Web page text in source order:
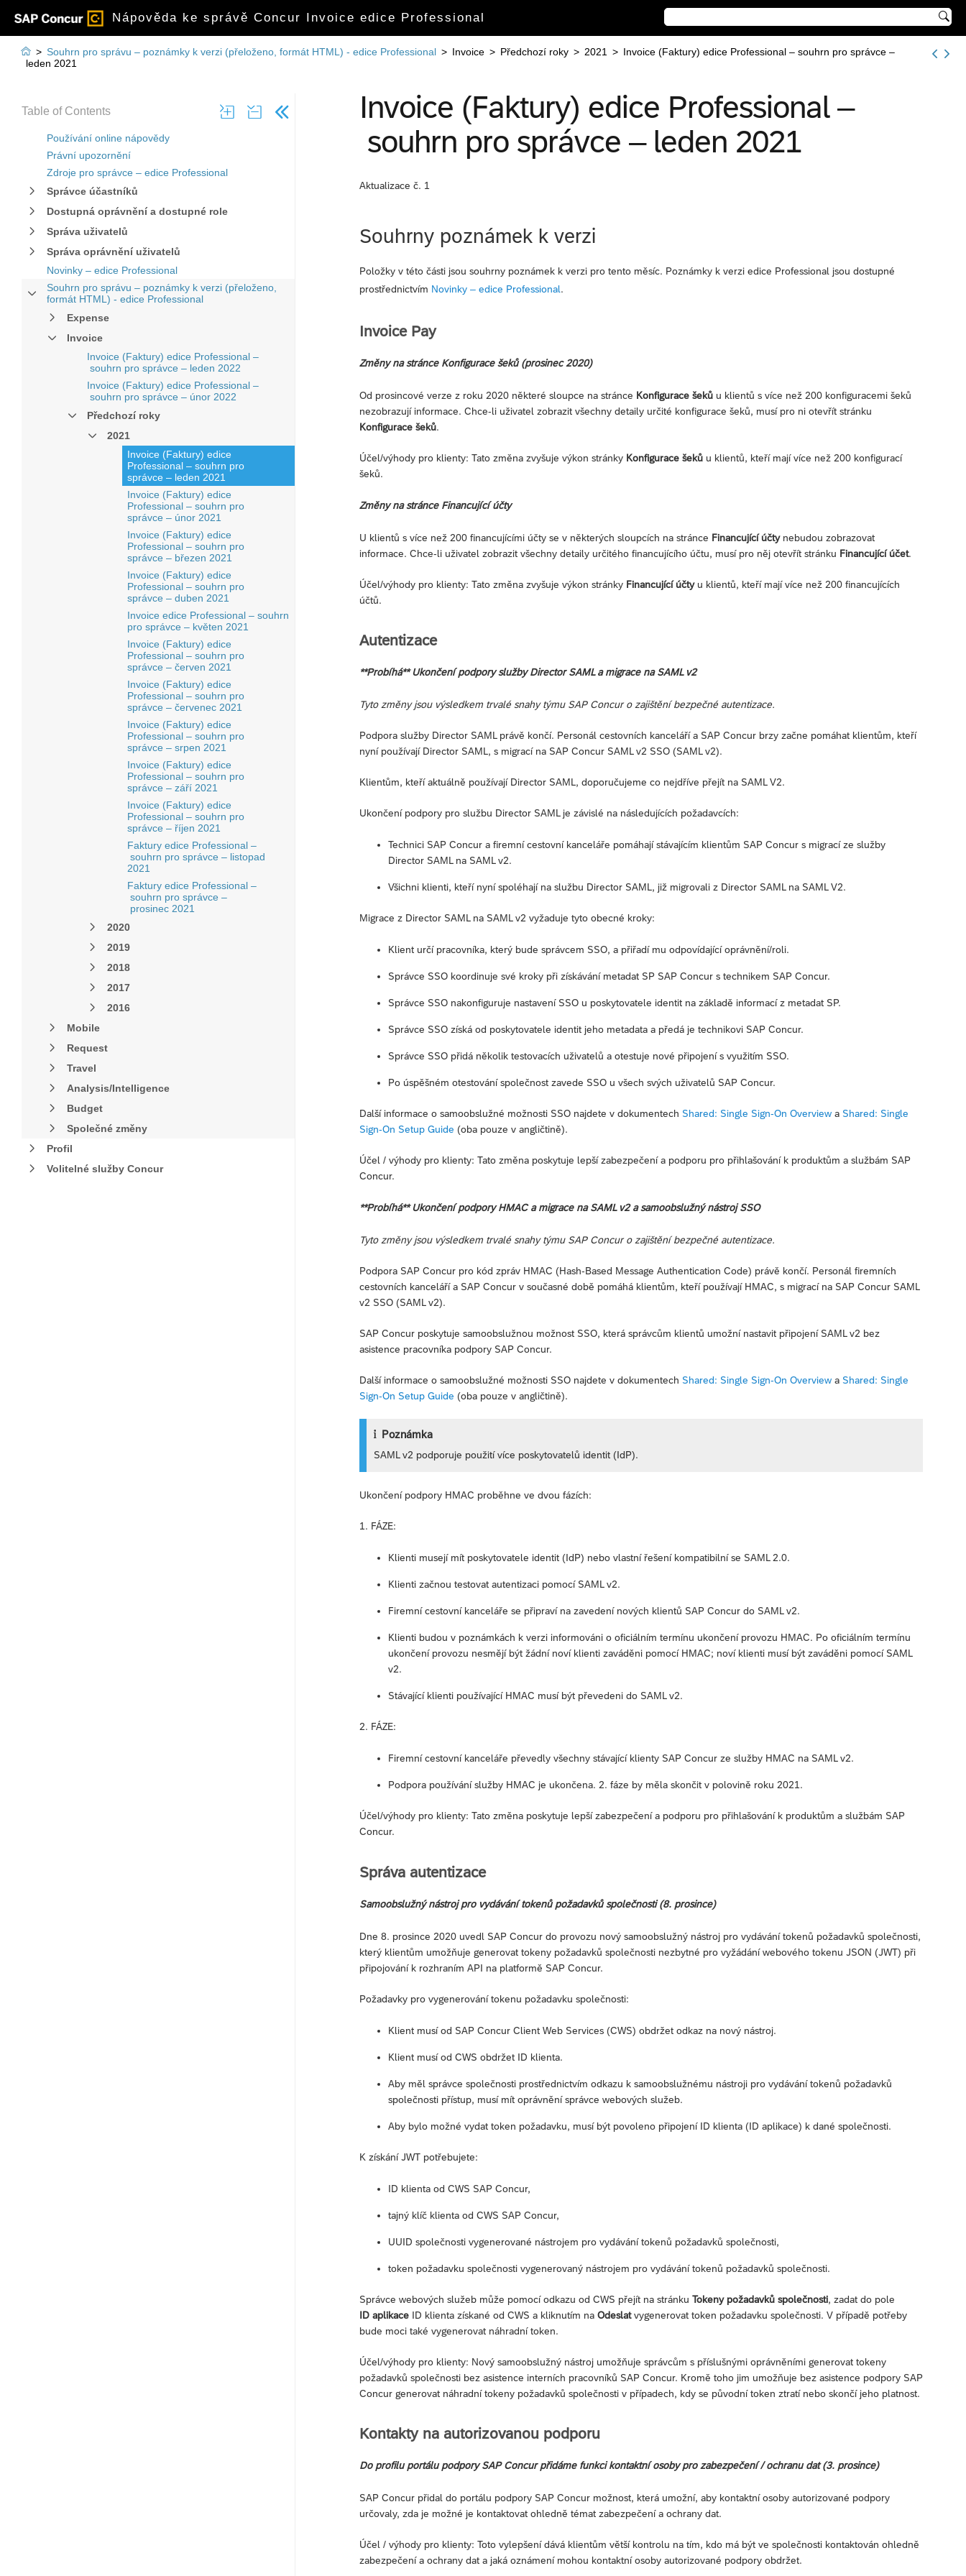
Nápověda ke správě Concur Invoice edice Professional 
Table of Contents
Používání online nápovědy
Právní upozornění
Zdroje pro správce – edice Professional
Správce účastníků
Dostupná oprávnění a dostupné role
Správa uživatelů
Správa oprávnění uživatelů
Novinky – edice Professional
Souhrn pro správu – poznámky k verzi (přeloženo,
formát HTML) - edice Professional
Expense
Invoice
Invoice (Faktury) edice Professional –
souhrn pro správce – leden 2022
Invoice (Faktury) edice Professional –
souhrn pro správce – únor 2022
Předchozí roky
2021
Invoice (Faktury) edice
Professional – souhrn pro
správce – leden 2021
Invoice (Faktury) edice
Professional – souhrn pro
správce – únor 2021
Invoice (Faktury) edice
Professional – souhrn pro
správce – březen 2021
Invoice (Faktury) edice
Professional – souhrn pro
správce – duben 2021
Invoice edice Professional – souhrn
pro správce – květen 2021
Invoice (Faktury) edice
Professional – souhrn pro
správce – červen 2021
Invoice (Faktury) edice
Professional – souhrn pro
správce – červenec 2021
Invoice (Faktury) edice
Professional – souhrn pro
správce – srpen 2021
Invoice (Faktury) edice
Professional – souhrn pro
správce – září 2021
Invoice (Faktury) edice
Professional – souhrn pro
správce – říjen 2021
Faktury edice Professional –
souhrn pro správce – listopad
2021
Faktury edice Professional –
souhrn pro správce –
prosinec 2021
2020
2019
2018
2017
2016
Mobile
Request
Travel
Analysis/Intelligence
Budget
Společné změny
Profil
Volitelné služby Concur
 > Souhrn pro správu – poznámky k verzi (přeloženo, formát HTML) - edice Professional > Invoice > Předchozí roky > 2021 > Invoice (Faktury) edice Professional – souhrn pro správce –
leden 2021
Invoice (Faktury) edice Professional –
souhrn pro správce – leden 2021
Aktualizace č. 1
Souhrny poznámek k verzi
Položky v této části jsou souhrny poznámek k verzi pro tento měsíc. Poznámky k verzi edice Professional jsou dostupné
prostřednictvím Novinky – edice Professional.
Invoice Pay
Změny na stránce Konfigurace šeků (prosinec 2020)
Od prosincové verze z roku 2020 některé sloupce na stránce Konfigurace šeků u klientů s více než 200 konfiguracemi šeků
nezobrazují informace. Chce-li uživatel zobrazit všechny detaily určité konfigurace šeků, musí pro ni otevřít stránku
Konfigurace šeků.
Účel/výhody pro klienty: Tato změna zvyšuje výkon stránky Konfigurace šeků u klientů, kteří mají více než 200 konfigurací
šeků.
Změny na stránce Financující účty
U klientů s více než 200 financujícími účty se v některých sloupcích na stránce Financující účtynebudou zobrazovat
informace. Chce-li uživatel zobrazit všechny detaily určitého financujícího účtu, musí pro něj otevřít stránku Financující účet.
Účel/výhody pro klienty: Tato změna zvyšuje výkon stránky Financující účtyu klientů, kteří mají více než 200 financujících
účtů.
Autentizace
**Probíhá** Ukončení podpory služby Director SAML a migrace na SAML v2
Tyto změny jsou výsledkem trvalé snahy týmu SAP Concur o zajištění bezpečné autentizace.
Podpora služby Director SAML právě končí. Personál cestovních kanceláří a SAP Concur brzy začne pomáhat klientům, kteří
nyní používají Director SAML, s migrací na SAP Concur SAML v2 SSO (SAML v2).
Klientům, kteří aktuálně používají Director SAML, doporučujeme co nejdříve přejít na SAML V2.
Ukončení podpory pro službu Director SAML je závislé na následujících požadavcích:
Technici SAP Concur a firemní cestovní kanceláře pomáhají stávajícím klientům SAP Concur s migrací ze služby
Director SAML na SAML v2.
Všichni klienti, kteří nyní spoléhají na službu Director SAML, již migrovali z Director SAML na SAML V2.
Migrace z Director SAML na SAML v2 vyžaduje tyto obecné kroky:
Klient určí pracovníka, který bude správcem SSO, a přiřadí mu odpovídající oprávnění/roli.
Správce SSO koordinuje své kroky při získávání metadat SP SAP Concur s technikem SAP Concur.
Správce SSO nakonfiguruje nastavení SSO u poskytovatele identit na základě informací z metadat SP.
Správce SSO získá od poskytovatele identit jeho metadata a předá je technikovi SAP Concur.
Správce SSO přidá několik testovacích uživatelů a otestuje nové připojení s využitím SSO.
Po úspěšném otestování společnost zavede SSO u všech svých uživatelů SAP Concur.
Další informace o samoobslužné možnosti SSO najdete v dokumentech Shared: Single Sign-On Overview a Shared: Single
Sign-On Setup Guide (oba pouze v angličtině).
Účel / výhody pro klienty: Tato změna poskytuje lepší zabezpečení a podporu pro přihlašování k produktům a službám SAP
Concur.
**Probíhá** Ukončení podpory HMAC a migrace na SAML v2 a samoobslužný nástroj SSO
Tyto změny jsou výsledkem trvalé snahy týmu SAP Concur o zajištění bezpečné autentizace.
Podpora SAP Concur pro kód zpráv HMAC (Hash-Based Message Authentication Code) právě končí. Personál firemních
cestovních kanceláří a SAP Concur v současné době pomáhá klientům, kteří používají HMAC, s migrací na SAP Concur SAML
v2 SSO (SAML v2).
SAP Concur poskytuje samoobslužnou možnost SSO, která správcům klientů umožní nastavit připojení SAML v2 bez
asistence pracovníka podpory SAP Concur.
Další informace o samoobslužné možnosti SSO najdete v dokumentech Shared: Single Sign-On Overview a Shared: Single
Sign-On Setup Guide (oba pouze v angličtině).
Poznámka
SAML v2 podporuje použití více poskytovatelů identit (IdP).
Ukončení podpory HMAC proběhne ve dvou fázích:
1. FÁZE:
Klienti musejí mít poskytovatele identit (IdP) nebo vlastní řešení kompatibilní se SAML 2.0.
Klienti začnou testovat autentizaci pomocí SAML v2.
Firemní cestovní kanceláře se připraví na zavedení nových klientů SAP Concur do SAML v2.
Klienti budou v poznámkách k verzi informováni o oficiálním termínu ukončení provozu HMAC. Po oficiálním termínu
ukončení provozu nesmějí být žádní noví klienti zaváděni pomocí HMAC; noví klienti musí být zaváděni pomocí SAML
v2.
Stávající klienti používající HMAC musí být převedeni do SAML v2.
2. FÁZE:
Firemní cestovní kanceláře převedly všechny stávající klienty SAP Concur ze služby HMAC na SAML v2.
Podpora používání služby HMAC je ukončena. 2. fáze by měla skončit v polovině roku 2021.
Účel/výhody pro klienty: Tato změna poskytuje lepší zabezpečení a podporu pro přihlašování k produktům a službám SAP
Concur.
Správa autentizace
Samoobslužný nástroj pro vydávání tokenů požadavků společnosti (8. prosince)
Dne 8. prosince 2020 uvedl SAP Concur do provozu nový samoobslužný nástroj pro vydávání tokenů požadavků společnosti,
který klientům umožňuje generovat tokeny požadavků společnosti nezbytné pro vyžádání webového tokenu JSON (JWT) při
připojování k rozhraním API na platformě SAP Concur.
Požadavky pro vygenerování tokenu požadavku společnosti:
Klient musí od SAP Concur Client Web Services (CWS) obdržet odkaz na nový nástroj.
Klient musí od CWS obdržet ID klienta.
Aby měl správce společnosti prostřednictvím odkazu k samoobslužnému nástroji pro vydávání tokenů požadavků
společnosti přístup, musí mít oprávnění správce webových služeb.
Aby bylo možné vydat token požadavku, musí být povoleno připojení ID klienta (ID aplikace) k dané společnosti.
K získání JWT potřebujete:
ID klienta od CWS SAP Concur,
tajný klíč klienta od CWS SAP Concur,
UUID společnosti vygenerované nástrojem pro vydávání tokenů požadavků společnosti,
token požadavku společnosti vygenerovaný nástrojem pro vydávání tokenů požadavků společnosti.
Správce webových služeb může pomocí odkazu od CWS přejít na stránku Tokeny požadavků společnosti, zadat do pole
ID aplikace ID klienta získané od CWS a kliknutím na Odeslatvygenerovat token požadavku společnosti. V případě potřeby
bude moci také vygenerovat náhradní token.
Účel/výhody pro klienty: Nový samoobslužný nástroj umožňuje správcům s příslušnými oprávněními generovat tokeny
požadavků společnosti bez asistence interních pracovníků SAP Concur. Kromě toho jim umožňuje bez asistence podpory SAP
Concur generovat náhradní tokeny požadavků společnosti v případech, kdy se původní token ztratí nebo skončí jeho platnost.
Kontakty na autorizovanou podporu
Do profilu portálu podpory SAP Concur přidáme funkci kontaktní osoby pro zabezpečení / ochranu dat (3. prosince)
SAP Concur přidal do portálu podpory SAP Concur možnost, která umožní, aby kontaktní osoby autorizované podpory
určovaly, zda je možné je kontaktovat ohledně témat zabezpečení a ochrany dat.
Účel / výhody pro klienty: Toto vylepšení dává klientům větší kontrolu na tím, kdo má být ve společnosti kontaktován ohledně
zabezpečení a ochrany dat a jaká oznámení mohou kontaktní osoby autorizované podpory obdržet.